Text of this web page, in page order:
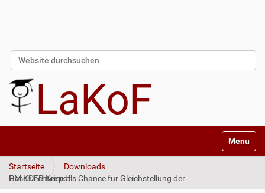
Website durchsuchen
LaKoF
Startseite
Downloads
PM KDFB Krise als Chance für Gleichstellung der Geschlechter.pdf